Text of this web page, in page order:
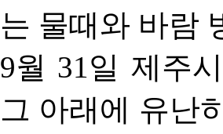
는 물때와 바람
9월 31일 제주
그 아래에 유난